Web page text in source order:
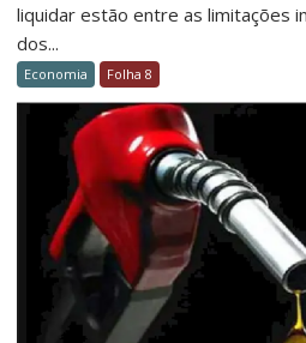
liquidar estão entre as limitações
dos...
Economia Folha 8